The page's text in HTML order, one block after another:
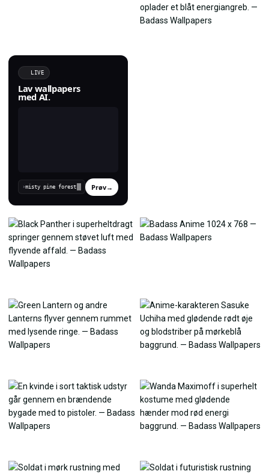
LIVE
Lav wallpapers
med AI.
› Prøv→